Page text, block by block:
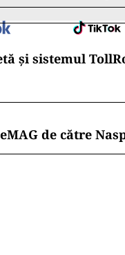
și sistemul
de către